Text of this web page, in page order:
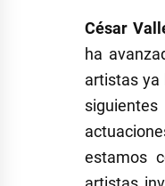
César
ha
artistas ya
estamos